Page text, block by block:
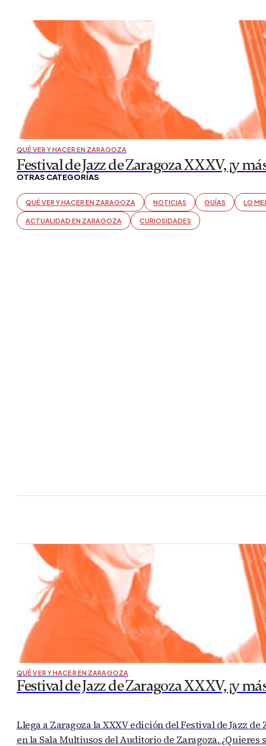
QUÉ VER Y HACER EN ZARAGOZA
Festival de Jazz de Zaragoza XXXV, ¡y
OTRAS CATEGORÍAS
QUÉ VER Y HACER EN ZARAGOZA NOTICIAS GUÍAS LO
ACTUALIDAD EN ZARAGOZA CURIOSIDADES
QUÉ VER Y HACER EN ZARAGOZA
Festival de Jazz de Zaragoza XXXV, ¡y
Llega a Zaragoza la XXXV edición del Festival de Jazz
en la Sala Multiusos del Auditorio de Zaragoza. ¿Quieres